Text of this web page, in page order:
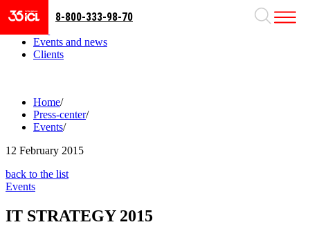
Business areas
Events and news
Clients
8-800-333-98-70
Home/
Press-center/
Events/
12 February 2015
back to the list
Events
IT STRATEGY 2015